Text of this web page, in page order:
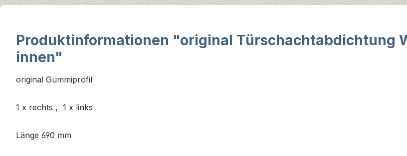
Produktinformationen "original Türschachtabdichtung
innen"
original Gummiprofil
1 x rechts , 1 x links
Länge 690 mm